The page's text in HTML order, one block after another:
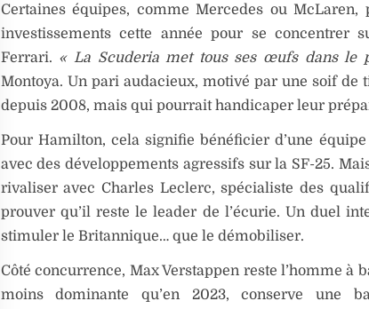
Certaines équipes, comme Mercedes ou
investissements cette année pour se concentrer
Ferrari. « La Scuderia met tous ses œufs dans le
Montoya. Un pari audacieux, motivé par une soif de
depuis 2008, mais qui pourrait handicaper leur
Pour Hamilton, cela signifie bénéficier d’une
avec des développements agressifs sur la SF-25.
rivaliser avec Charles Leclerc, spécialiste des
prouver qu’il reste le leader de l’écurie. Un duel
stimuler le Britannique… que le démobiliser.
Côté concurrence, Max Verstappen reste l’homme à
moins dominante qu’en 2023, conserve une